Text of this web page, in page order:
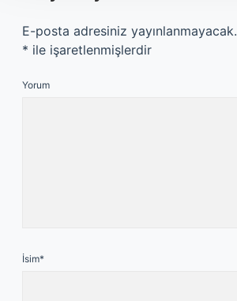
E-posta adresiniz yayınlanmayacak.
* ile işaretlenmişlerdir
Yorum
İsim*